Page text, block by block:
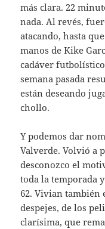
más clara. 22
nada. Al revés,
atacando, hasta
manos de Kike
cadáver
semana pasada
están deseando
chollo.
Y podemos dar
Valverde. Volvió a
desconozco el
toda la temporada
62. Vivian también
despejes, de los
clarísima, que